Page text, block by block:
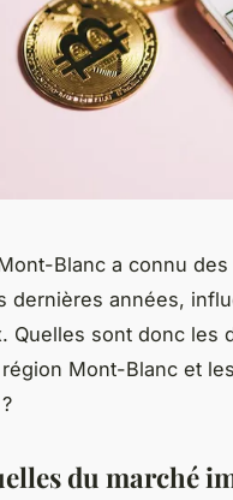
Blanc a connu
dernières années,
Quelles sont donc les
Mont-Blanc et
du marché